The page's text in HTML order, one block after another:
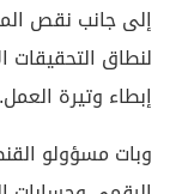
إلى جانب نقص
لنطاق التحقيقات
إبطاء وتيرة العمل.
وبات مسؤولو